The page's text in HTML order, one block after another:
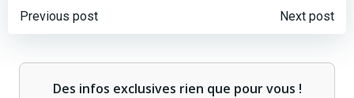
Post
navigation
Previous post
Post
navigation
Next post
Des infos exclusives rien que pour vous !